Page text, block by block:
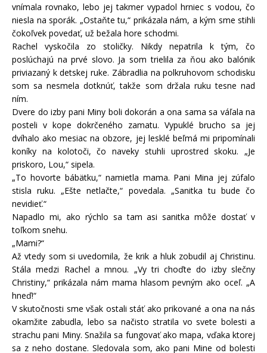
vnímala rovnako, lebo jej takmer vypadol hrniec s vodou, čo
niesla na sporák. „Ostaňte tu,“ prikázala nám, a kým sme stihli
čokoľvek povedať, už bežala hore schodmi.
Rachel vyskočila zo stoličky. Nikdy nepatrila k tým, čo
poslúchajú na prvé slovo. Ja som trielila za ňou ako balónik
priviazaný k detskej ruke. Zábradlia na polkruhovom schodisku
som sa nesmela dotknúť, takže som držala ruku tesne nad
ním.
Dvere do izby pani Miny boli dokorán a ona sama sa váľala na
posteli v kope dokrčeného zamatu. Vypuklé brucho sa jej
dvíhalo ako mesiac na obzore, jej lesklé beľmá mi pripomínali
koníky na kolotoči, čo naveky stuhli uprostred skoku. „Je
priskoro, Lou,“ sipela.
„To hovorte bábätku,“ namietla mama. Pani Mina jej zúfalo
stisla ruku. „Ešte netlačte,“ povedala. „Sanitka tu bude čo
nevidieť.“
Napadlo mi, ako rýchlo sa tam asi sanitka môže dostať v
toľkom snehu.
„Mami?“
Až vtedy som si uvedomila, že krik a hluk zobudil aj Christinu.
Stála medzi Rachel a mnou. „Vy tri choďte do izby slečny
Christiny,“ prikázala nám mama hlasom pevným ako oceľ. „A
hneď!“
V skutočnosti sme však ostali stáť ako prikované a ona na nás
okamžite zabudla, lebo sa načisto stratila vo svete bolesti a
strachu pani Miny. Snažila sa fungovať ako mapa, vďaka ktorej
sa z neho dostane. Sledovala som, ako pani Mine od bolesti